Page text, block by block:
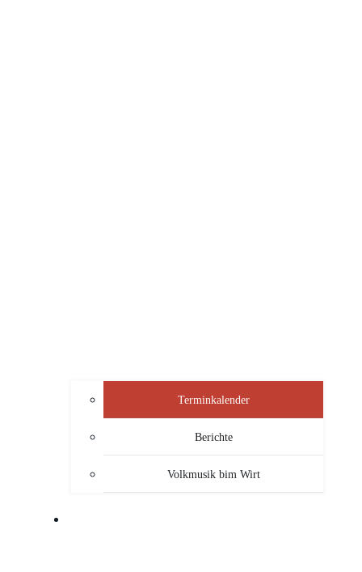
Terminkalender
Berichte
Volkmusik bim Wirt